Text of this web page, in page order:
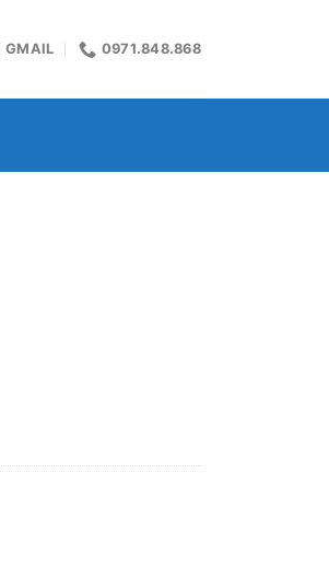
GMAIL 0971.848.868